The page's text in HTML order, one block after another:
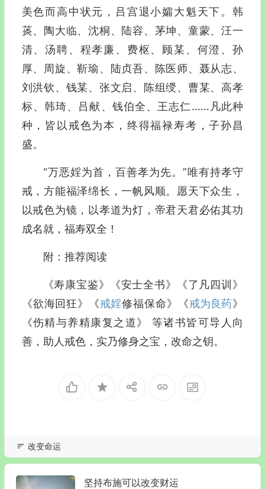
美色而高中状元，吕宫退小孀大魁天下。韩
菼、陶大临、沈桐、陆容、茅坤、童蒙、汪一
清、汤聘、程孝廉、费枢、顾某、何澄、孙
厚、周旋、靳瑜、陆贞吾、陈医师、聂从志、
刘洪钦、钱某、张文启、陈组绶、曹某、高孝
标、韩琦、吕献、钱伯全、王志仁……凡此种
种，皆以戒色为本，终得福禄寿考，子孙昌
盛。
“万恶婬为首，百善孝为先。”唯有持孝守
戒，方能福泽绵长，一帆风顺。愿天下众生，
以戒色为镜，以孝道为灯，帝君天君必佑其功
成名就，福寿双全！
附：推荐阅读
《寿康宝鉴》《安士全书》《了凡四训》
《欲海回狂》《戒婬修福保命》《戒为良药》
《伤精与养精康复之道》 等诸书皆可导人向
善，助人戒色，实乃修身之宝，改命之钥。
改变命运
坚持布施可以改变财运